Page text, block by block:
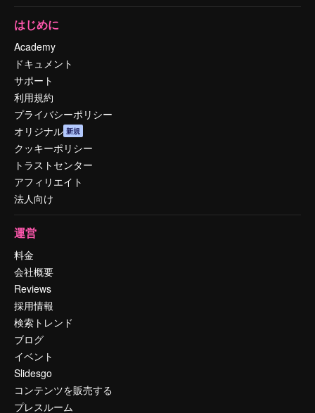
はじめに
Academy
ドキュメント
サポート
利用規約
プライバシーポリシー
オリジナル 新規
クッキーポリシー
トラストセンター
アフィリエイト
法人向け
運営
料金
会社概要
Reviews
採用情報
検索トレンド
ブログ
イベント
Slidesgo
コンテンツを販売する
プレスルーム